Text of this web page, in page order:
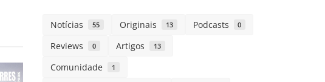
Notícias 55 Originais 13 Podcasts 0
Reviews 0 Artigos 13
Comunidade 1